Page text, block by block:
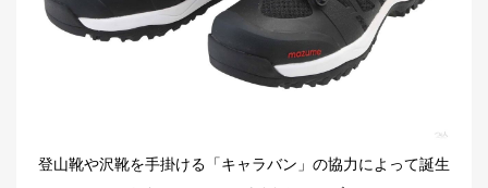
登山靴や沢靴を手掛ける「キャラバン」の協力によって誕生